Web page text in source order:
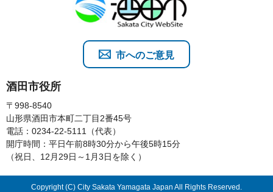
酒田市役所
〒998-8540
山形県酒田市本町二丁目2番45号
電話：0234-22-5111（代表）
開庁時間：平日午前8時30分から午後5時15分
（祝日、12月29日～1月3日を除く）
市へのご意見
Copyright (C) City Sakata Yamagata Japan All Rights Reserved.